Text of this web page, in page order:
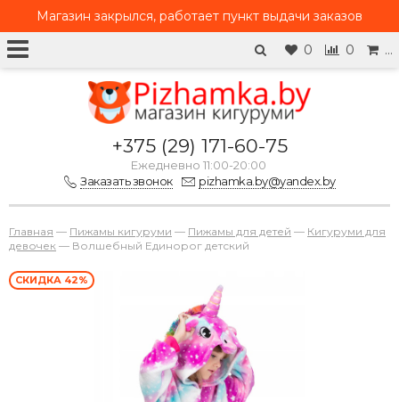
0 0 …
Магазин закрылся, работает пункт выдачи заказов
+375 (29) 171-60-75
Ежедневно 11:00-20:00
Заказать звонок
pizhamka.by@yandex.by
Главная — Пижамы кигуруми — Пижамы для детей — Кигуруми для
девочек — Волшебный Единорог детский
СКИДКА 42%